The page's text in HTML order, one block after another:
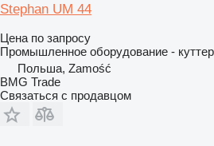
Stephan UM 44
Цена по запросу
Промышленное оборудование -
Польша, Zamość
BMG Trade
Связаться с продавцом